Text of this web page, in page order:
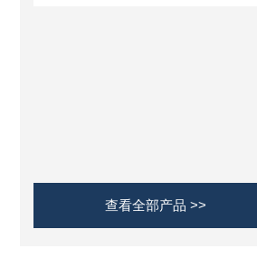
查看全部产品 >>